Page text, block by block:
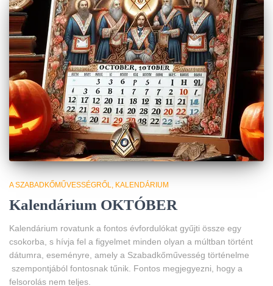
A SZABADKŐMŰVESSÉGRŐL KALENDÁRIUM
Kalendárium OKTÓBER
Kalendárium rovatunk a fontos évfordulókat gyűjti össze egy
csokorba, s hívja fel a figyelmet minden olyan a múltban történt
dátumra, eseményre, amely a Szabadkőművesség történelme
szempontjából fontosnak tűnik. Fontos megjegyezni, hogy a
felsorolás nem teljes.